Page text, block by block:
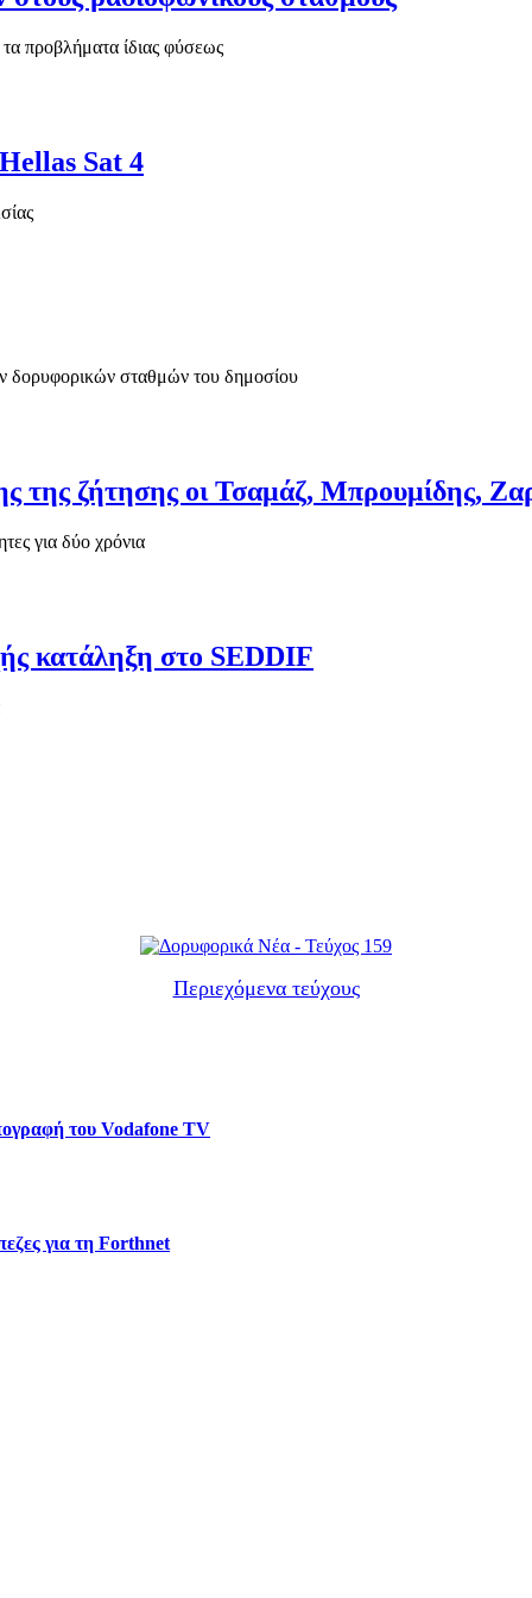
προβλήματα ίδιας φύσεως
Sat 4
δορυφορικών σταθμών του δημοσίου
της ζήτησης οι Τσαμάζ, Μπρουμίδης,
για δύο χρόνια
κατάληξη στο SEDDIF
Περιεχόμενα τεύχους
του Vodafone TV
για τη Forthnet